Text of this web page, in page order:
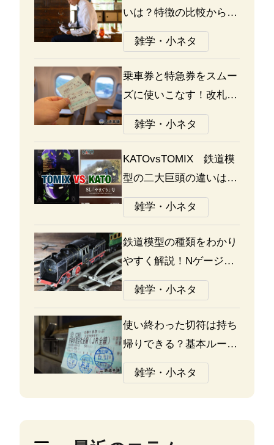
いは？特徴の比較から探
る選び方のポイント
雑学・小ネタ
乗車券と特急券をスムー
ズに使いこなす！改札の
通り方ガイド
雑学・小ネタ
KATOvsTOMIX 鉄道模
型の二大巨頭の違いは何
か？あなたはどっち派？
雑学・小ネタ
鉄道模型の種類をわかり
やすく解説！Nゲージ、
Oゲージ、Zゲージなど
の違いについて
雑学・小ネタ
使い終わった切符は持ち
帰りできる？基本ルール
と注意点
雑学・小ネタ